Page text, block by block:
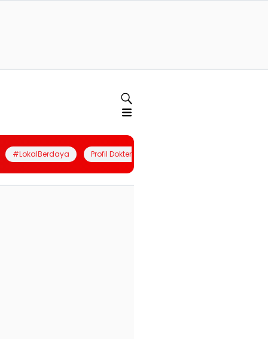
#LokalBerdaya Profil Dokter